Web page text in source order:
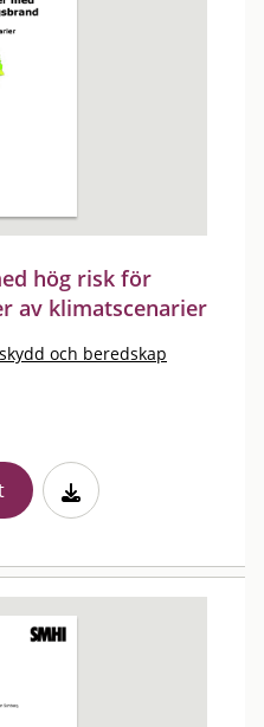
hög risk för
av klimatscenarier
och beredskap